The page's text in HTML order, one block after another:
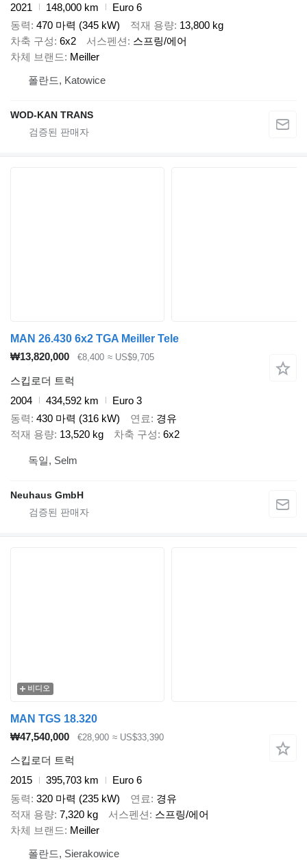
2021
148,000 km
Euro 6
동력 470 마력 (345 kW) 적재 용량 13,800 kg
차축 구성 6x2 서스펜션
스프링/에어
차체 브랜드
Meiller
폴란드, Katowice
WOD-KAN TRANS
MAN 26.430 6x2 TGA Meiller Tele
₩13,820,000
€8,400 ≈ US$9,705
스킵로더 트럭
2004
434,592 km
Euro 3
동력 430 마력 (316 kW) 연료
경유
적재 용량 13,520 kg 차축 구성 6x2
독일, Selm
Neuhaus GmbH
비디오
MAN TGS 18.320
₩47,540,000
€28,900 ≈ US$33,390
스킵로더 트럭
2015
395,703 km
Euro 6
동력 320 마력 (235 kW) 연료
경유
적재 용량 7,320 kg 서스펜션
스프링/에어
차체 브랜드
Meiller
폴란드, Sierakowice